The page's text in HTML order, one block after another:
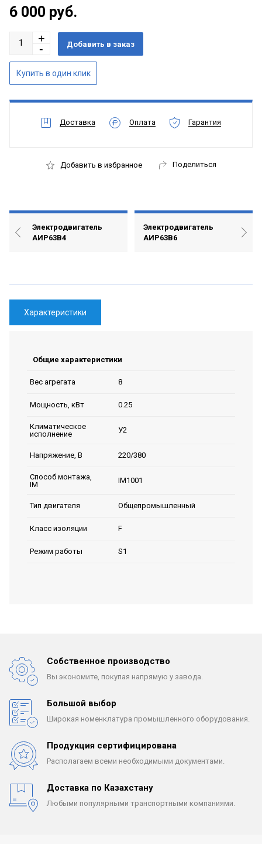
6 000 руб.
Доставка Оплата Гарантия
Добавить в избранное Поделиться
Электродвигатель
АИР63В4
Электродвигатель
АИР63В6
Характеристики
Общие характеристики
Вес агрегата 8
Мощность, кВт 0.25
Климатическое
исполнение
У2
Напряжение, В 220/380
Способ монтажа,
IM
IM1001
Тип двигателя Общепромышленный
Класс изоляции F
Режим работы S1
Собственное производство
Вы экономите, покупая напрямую у завода.
Большой выбор
Широкая номенклатура промышленного оборудования.
Продукция сертифицирована
Располагаем всеми необходимыми документами.
Доставка по Казахстану
Любыми популярными транспортными компаниями.